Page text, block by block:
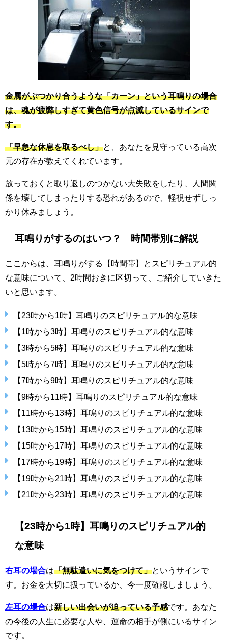
金属がぶつかり合うような「カーン」という耳鳴りの場合
は、魂が疲弊しすぎて黄色信号が点滅しているサインで
す。
「早急な休息を取るべし」と、あなたを見守っている高次
元の存在が教えてくれています。
放っておくと取り返しのつかない大失敗をしたり、人間関
係を壊してしまったりする恐れがあるので、軽視せずしっ
かり休みましょう。
耳鳴りがするのはいつ？ 時間帯別に解説
ここからは、耳鳴りがする【時間帯】とスピリチュアル的
な意味について、2時間おきに区切って、ご紹介していきた
いと思います。
【23時から1時】耳鳴りのスピリチュアル的な意味
【1時から3時】耳鳴りのスピリチュアル的な意味
【3時から5時】耳鳴りのスピリチュアル的な意味
【5時から7時】耳鳴りのスピリチュアル的な意味
【7時から9時】耳鳴りのスピリチュアル的な意味
【9時から11時】耳鳴りのスピリチュアル的な意味
【11時から13時】耳鳴りのスピリチュアル的な意味
【13時から15時】耳鳴りのスピリチュアル的な意味
【15時から17時】耳鳴りのスピリチュアル的な意味
【17時から19時】耳鳴りのスピリチュアル的な意味
【19時から21時】耳鳴りのスピリチュアル的な意味
【21時から23時】耳鳴りのスピリチュアル的な意味
【23時から1時】耳鳴りのスピリチュアル的
な意味
右耳の場合は「無駄遣いに気をつけて」というサインで
す。お金を大切に扱っているか、今一度確認しましょう。
左耳の場合は新しい出会いが迫っている予感です。あなた
の今後の人生に必要な人や、運命の相手が側にいるサイン
です。